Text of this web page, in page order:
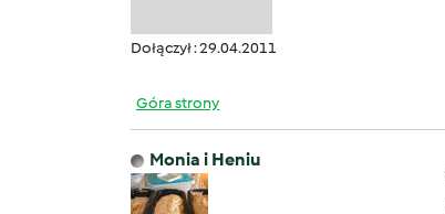
Dołączył : 29.04.2011
Góra strony
Monia i Heniu